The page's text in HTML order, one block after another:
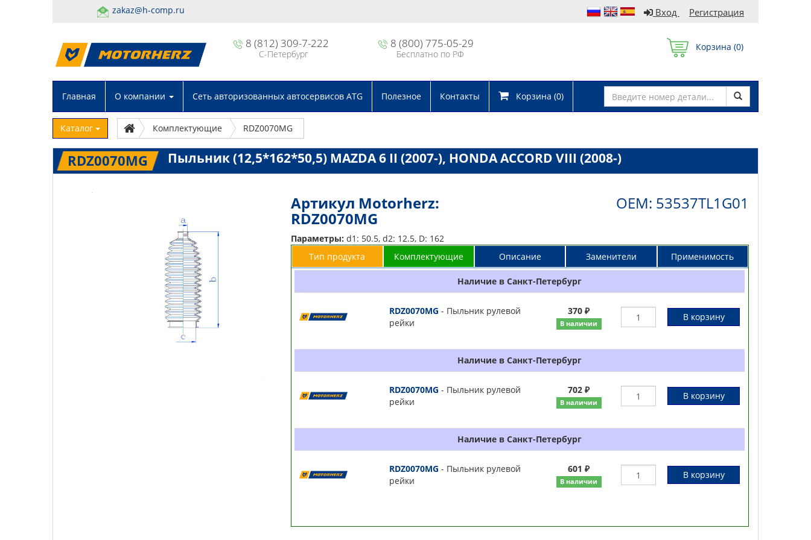
zakaz@h-comp.ru Вход Регистрация
8 (812) 309-7-222
С-Петербург
8 (800) 775-05-29
Бесплатно по РФ
Корзина (0)
Главная О компании Сеть авторизованных автосервисов ATG Полезное Контакты Корзина (0)
Каталог Комплектующие RDZ0070MG
RDZ0070MG Пыльник (12,5*162*50,5) MAZDA 6 II (2007-), HONDA ACCORD VIII (2008-)
Артикул Motorherz:
RDZ0070MG
OEM: 53537TL1G01
Параметры: d1: 50.5, d2: 12.5, D: 162
Тип продукта
Комплектующие Описание Заменители Применимость
Наличие в Санкт-Петербург
RDZ0070MG - Пыльник рулевой
рейки
370 ₽
В наличии
В корзину
Наличие в Санкт-Петербург
RDZ0070MG - Пыльник рулевой
рейки
702 ₽
В наличии
В корзину
Наличие в Санкт-Петербург
RDZ0070MG - Пыльник рулевой
рейки
601 ₽
В наличии
В корзину